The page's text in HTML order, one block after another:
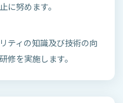
に努めます。
ティの知識及び技術の向
修を実施します。